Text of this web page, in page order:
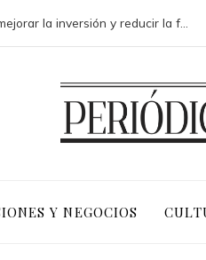
Análisis de medidas para mejorar la inversión y reducir la fragmentación económica en Bosnia y Herzegovina
Y NEGOCIOS